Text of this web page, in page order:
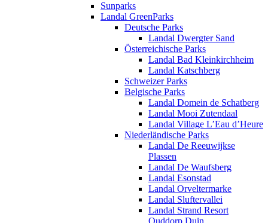
Sunparks
Landal GreenParks
Deutsche Parks
Landal Dwergter Sand
Österreichische Parks
Landal Bad Kleinkirchheim
Landal Katschberg
Schweizer Parks
Belgische Parks
Landal Domein de Schatberg
Landal Mooi Zutendaal
Landal Village L’Eau d’Heure
Niederländische Parks
Landal De Reeuwijkse
Plassen
Landal De Waufsberg
Landal Esonstad
Landal Orveltermarke
Landal Sluftervallei
Landal Strand Resort
Ouddorp Duin